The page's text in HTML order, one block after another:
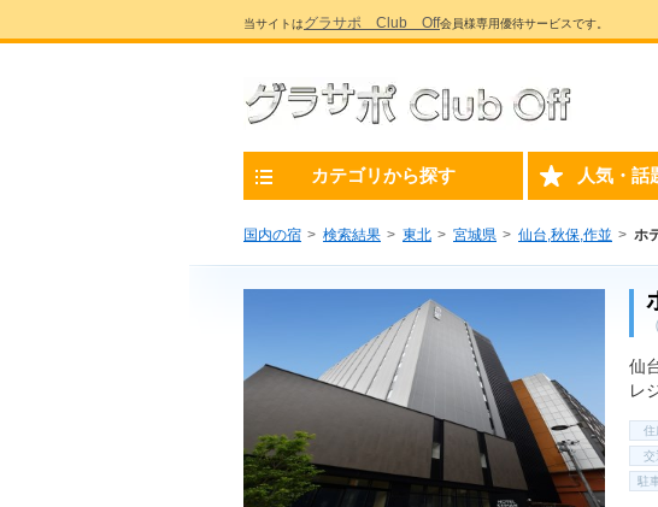
当サイトはグラサポ Club Off会員様専用優待サービスです。
カテゴリから探す 人気・話
国内の宿 検索結果 東北 宮城県 仙台,秋保,作並 ホ
仙
レ
住
交
駐